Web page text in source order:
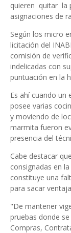
quieren quitar la
asignaciones de
Según los micro
licitación del
comisión de
indelicadas con
puntuación en la
Es ahí cuando un
posee varias
y moviendo de
marmita fueron
presencia del
Cabe destacar
consignadas en
constituye una
para sacar
"De mantener
pruebas donde
Compras,